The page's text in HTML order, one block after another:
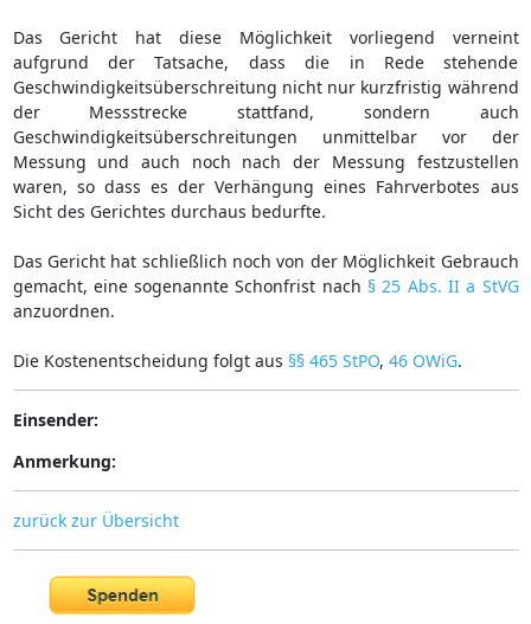
Das Gericht hat diese Möglichkeit vorliegend verneint
aufgrund der Tatsache, dass die in Rede stehende
Geschwindigkeitsüberschreitung nicht nur kurzfristig während
der Messstrecke stattfand, sondern auch
Geschwindigkeitsüberschreitungen unmittelbar vor der
Messung und auch noch nach der Messung festzustellen
waren, so dass es der Verhängung eines Fahrverbotes aus
Sicht des Gerichtes durchaus bedurfte.
Das Gericht hat schließlich noch von der Möglichkeit Gebrauch
gemacht, eine sogenannte Schonfrist nach § 25 Abs. II a StVG
anzuordnen.
Die Kostenentscheidung folgt aus §§ 465 StPO, 46 OWiG.
Einsender:
Anmerkung:
zurück zur Übersicht